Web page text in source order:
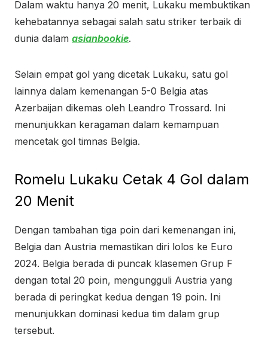
Dalam waktu hanya 20 menit, Lukaku membuktikan
kehebatannya sebagai salah satu striker terbaik di
dunia dalam asianbookie.
Selain empat gol yang dicetak Lukaku, satu gol
lainnya dalam kemenangan 5-0 Belgia atas
Azerbaijan dikemas oleh Leandro Trossard. Ini
menunjukkan keragaman dalam kemampuan
mencetak gol timnas Belgia.
Romelu Lukaku Cetak 4 Gol dalam
20 Menit
Dengan tambahan tiga poin dari kemenangan ini,
Belgia dan Austria memastikan diri lolos ke Euro
2024. Belgia berada di puncak klasemen Grup F
dengan total 20 poin, mengungguli Austria yang
berada di peringkat kedua dengan 19 poin. Ini
menunjukkan dominasi kedua tim dalam grup
tersebut.